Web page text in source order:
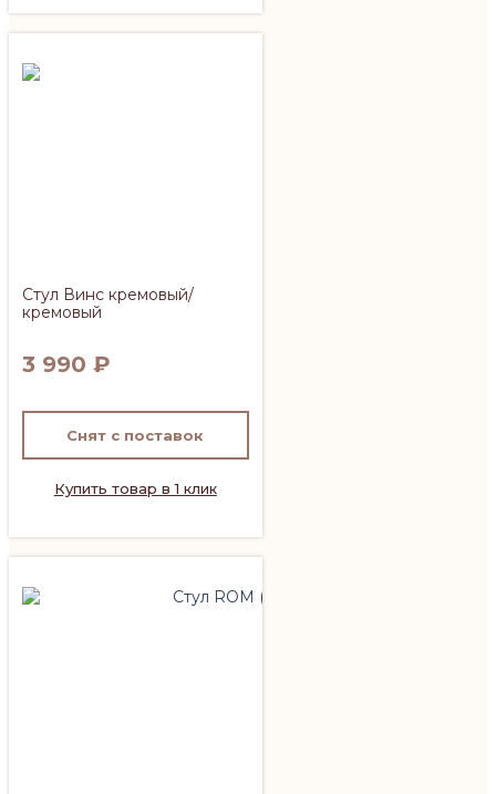
Стул Винс кремовый/
кремовый
3 990 ₽
Снят с поставок
Купить товар в 1 клик